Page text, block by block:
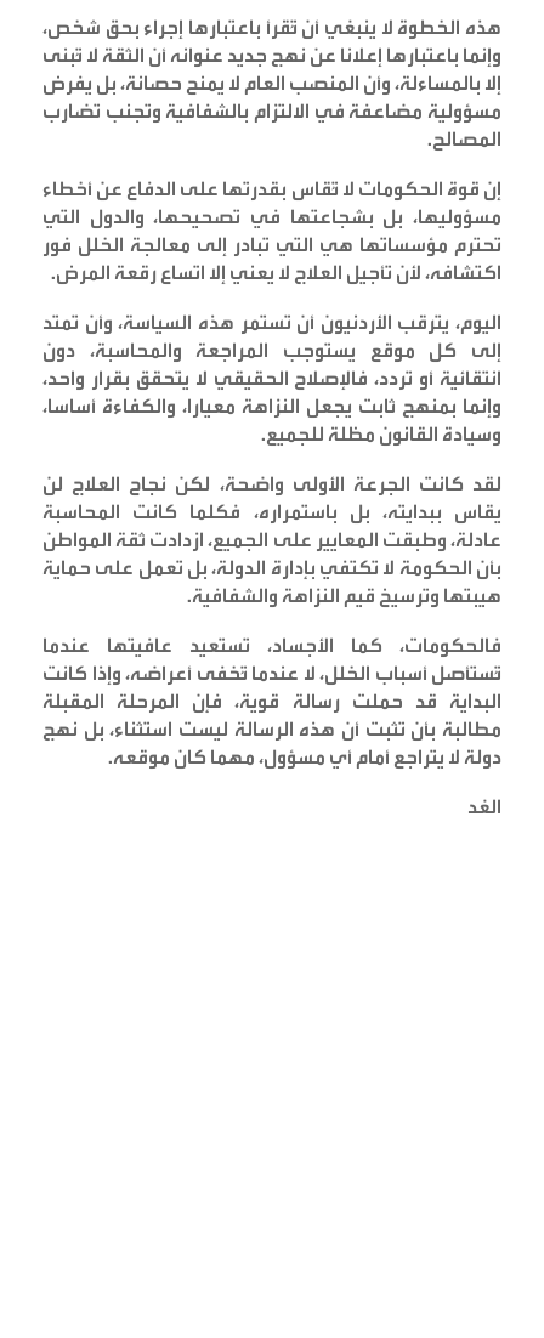
هذه الخطوة لا ينبغي أن تُقرأ باعتبارها إجراء بحق شخص،
وإنما باعتبارها إعلانا عن نهج جديد عنوانه أن الثقة لا تُبنى
إلا بالمساءلة، وأن المنصب العام لا يمنح حصانة، بل يفرض
مسؤولية مضاعفة في الالتزام بالشفافية وتجنب تضارب
المصالح.
إن قوة الحكومات لا تُقاس بقدرتها على الدفاع عن أخطاء
مسؤوليها، بل بشجاعتها في تصحيحها، والدول التي
تحترم مؤسساتها هي التي تبادر إلى معالجة الخلل فور
اكتشافه، لأن تأجيل العلاج لا يعني إلا اتساع رقعة المرض.
اليوم، يترقب الأردنيون أن تستمر هذه السياسة، وأن تمتد
إلى كل موقع يستوجب المراجعة والمحاسبة، دون
انتقائية أو تردد، فالإصلاح الحقيقي لا يتحقق بقرار واحد،
وإنما بمنهج ثابت يجعل النزاهة معيارا، والكفاءة أساسا،
وسيادة القانون مظلة للجميع.
لقد كانت الجرعة الأولى واضحة، لكن نجاح العلاج لن
يقاس ببدايته، بل باستمراره، فكلما كانت المحاسبة
عادلة، وطبقت المعايير على الجميع، ازدادت ثقة المواطن
بأن الحكومة لا تكتفي بإدارة الدولة، بل تعمل على حماية
هيبتها وترسيخ قيم النزاهة والشفافية.
فالحكومات، كما الأجساد، تستعيد عافيتها عندما
تُستأصل أسباب الخلل، لا عندما تُخفى أعراضه، وإذا كانت
البداية قد حملت رسالة قوية، فإن المرحلة المقبلة
مطالبة بأن تثبت أن هذه الرسالة ليست استثناء، بل نهج
دولة لا يتراجع أمام أي مسؤول، مهما كان موقعه.
الغد